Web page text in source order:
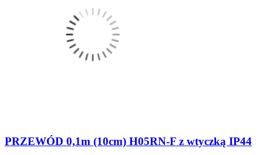
PRZEWÓD 0,1m (10cm) H05RN-F z wtyczką IP44